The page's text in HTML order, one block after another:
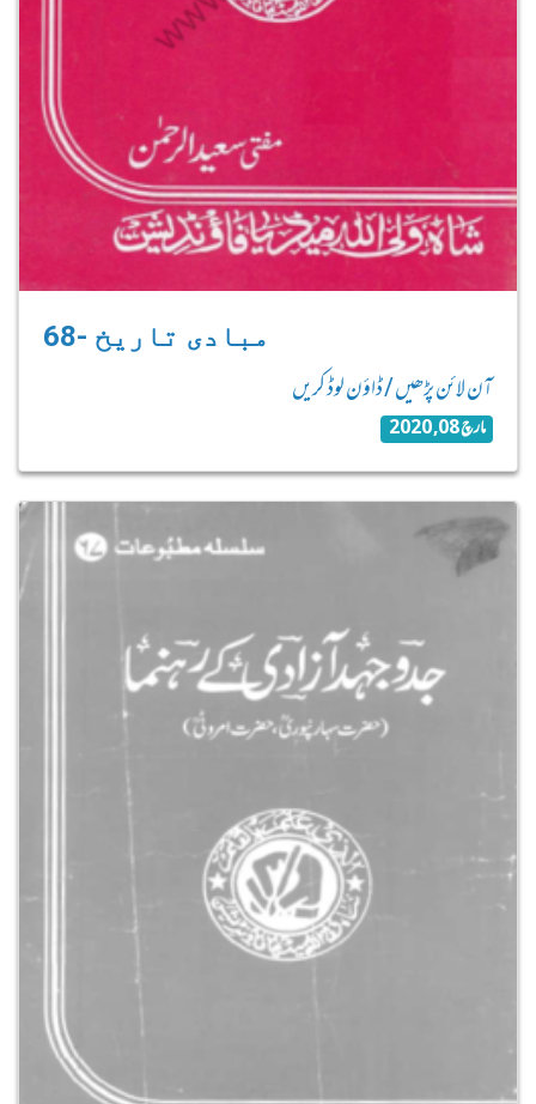
68- مبادی تاریخ
آن لائن پڑھیں / ڈاؤن لوڈ کریں
مارچ 08, 2020